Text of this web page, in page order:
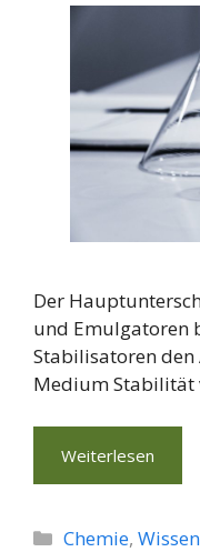
Der
und Emulgatoren
Stabilisatoren
Medium Stabilität
Weiterlesen
Kategorien
Chemie,